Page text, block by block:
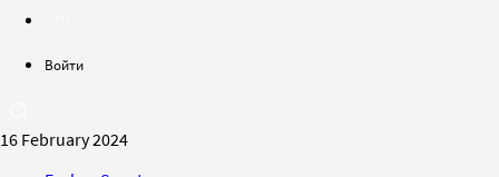
Войти
16 February 2024